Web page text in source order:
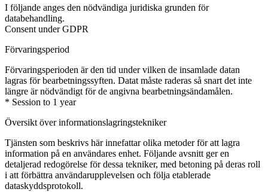
I följande anges den nödvändiga juridiska grunden för
databehandling.
Consent under GDPR
Förvaringsperiod
Förvaringsperioden är den tid under vilken de insamlade datan
lagras för bearbetningssyften. Datat måste raderas så snart det inte
längre är nödvändigt för de angivna bearbetningsändamålen.
* Session to 1 year
Översikt över informationslagringstekniker
Tjänsten som beskrivs här innefattar olika metoder för att lagra
information på en användares enhet. Följande avsnitt ger en
detaljerad redogörelse för dessa tekniker, med betoning på deras roll
i att förbättra användarupplevelsen och följa etablerade
dataskyddsprotokoll.